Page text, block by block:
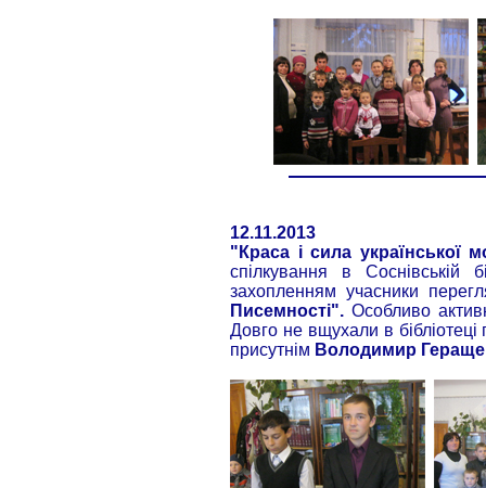
12.11.2013
"Краса і сила української
спілкування в Соснівській
захопленням учасники
Писемності". Особливо
Довго не вщухали в бібліотеці
присутнім Володимир